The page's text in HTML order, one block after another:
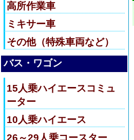
高所作業車
ミキサー車
その他（特殊車両など）
バス・ワゴン
15人乗ハイエースコミュ
ーター
10人乗ハイエース
26～29人乗コースター